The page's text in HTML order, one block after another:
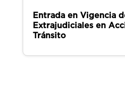
Entrada en Vigencia
Extrajudiciales en
Tránsito